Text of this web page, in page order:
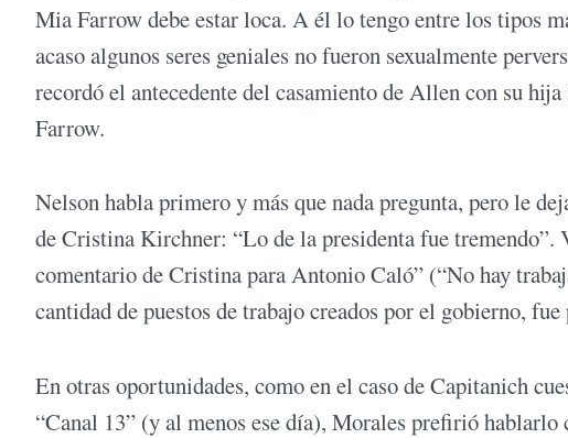
Mia Farrow debe estar loca. A él lo tengo entre los tipos
acaso algunos seres geniales no fueron sexualmente
recordó el antecedente del casamiento de Allen con su
Farrow.
Nelson habla primero y más que nada pregunta, pero le
de Cristina Kirchner: “Lo de la presidenta fue
comentario de Cristina para Antonio Caló” (“No hay
cantidad de puestos de trabajo creados por el gobierno,
En otras oportunidades, como en el caso de Capitanich
“Canal 13” (y al menos ese día), Morales prefirió